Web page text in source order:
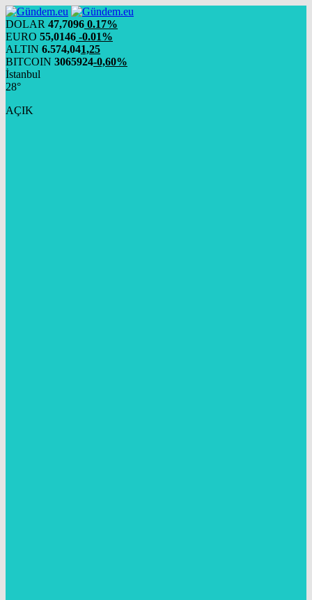
DOLAR 47,7096 0.17%
EURO 55,0146 -0.01%
ALTIN 6.574,041,25
BITCOIN 3065924-0,60%
İstanbul
28°
AÇIK